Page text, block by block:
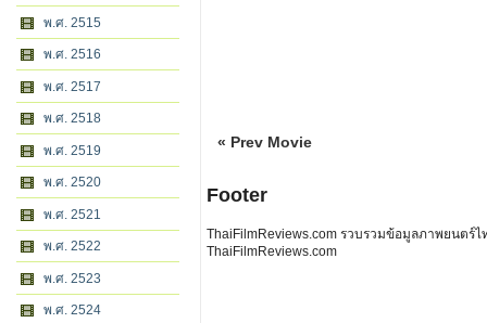
พ.ศ. 2515
พ.ศ. 2516
พ.ศ. 2517
พ.ศ. 2518
พ.ศ. 2519
พ.ศ. 2520
พ.ศ. 2521
พ.ศ. 2522
พ.ศ. 2523
พ.ศ. 2524
« Prev Movie
Footer
ThaiFilmReviews.com รวบรวมข้อมูลภาพยนตร์
ThaiFilmReviews.com